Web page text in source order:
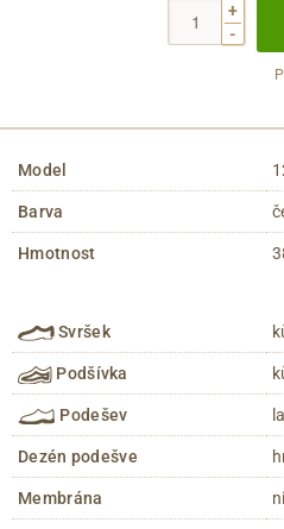
+
-
Model
Barva
Hmotnost
Svršek
Podšívka
Podešev
Dezén podešve
Membrána